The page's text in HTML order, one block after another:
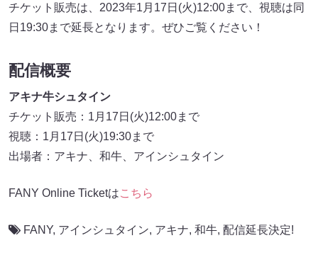
チケット販売は、2023年1月17日(火)12:00まで、視聴は同
日19:30まで延長となります。ぜひご覧ください！
配信概要
アキナ牛シュタイン
チケット販売：1月17日(火)12:00まで
視聴：1月17日(火)19:30まで
出場者：アキナ、和牛、アインシュタイン
FANY Online Ticketはこちら
FANY, アインシュタイン, アキナ, 和牛, 配信延長決定!